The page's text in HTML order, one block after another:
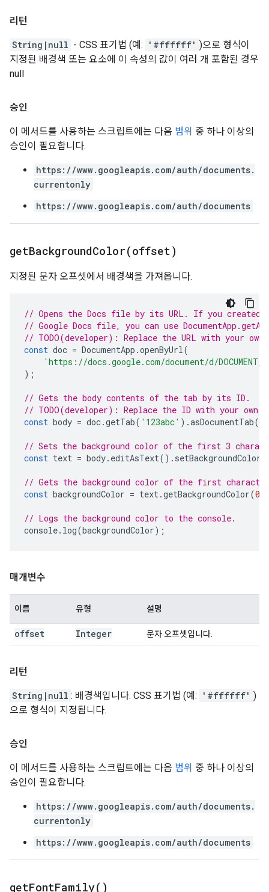
리턴
String|null - CSS 표기법 (예: '#ffffff' )으로 형식이
지정된 배경색 또는 요소에 이 속성의 값이 여러 개 포함된 경우
null
승인
이 메서드를 사용하는 스크립트에는 다음 범위 중 하나 이상의
승인이 필요합니다.
https://www.googleapis.com/auth/documents.
currentonly
https://www.googleapis.com/auth/documents
getBackgroundColor(offset)
지정된 문자 오프셋에서 배경색을 가져옵니다.
// Opens the Docs file by its URL. If you created
// Google Docs file, you can use
// TODO(developer): Replace the URL with your own.
const doc = DocumentApp .openByUrl(
'https://docs.google.com/document/d/
);
// Gets the body contents of the tab by its ID.
// TODO(developer): Replace the ID with your own.
const body = doc.getTab( '123abc' ).asDocumentTab().
// Sets the background color of the first 3
const text = body. editAsText(). setBackgroundColor
// Gets the background color of the first
const backgroundColor = text.getBackgroundColor(0
// Logs the background color to the console.
console. log(backgroundColor);
매개변수
이름 유형 설명
offset Integer 문자 오프셋입니다.
리턴
String|null : 배경색입니다. CSS 표기법 (예: '#ffffff' )
으로 형식이 지정됩니다.
승인
이 메서드를 사용하는 스크립트에는 다음 범위 중 하나 이상의
승인이 필요합니다.
https://www.googleapis.com/auth/documents.
currentonly
https://www.googleapis.com/auth/documents
getFontFamily( )